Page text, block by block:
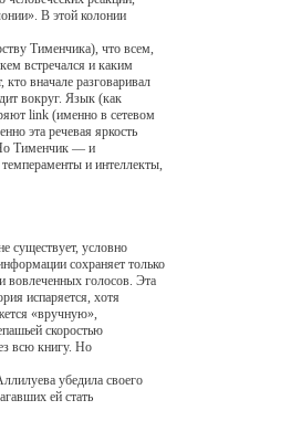
В этой колонии
Тименчика), что всем,
встречался и каким
вначале разговаривал
вокруг. Язык (как
link (именно в сетевом
эта речевая яркость
Но Тименчик — и
и интеллекты,
существует, условно
сохраняет только
вовлеченных голосов. Эта
испаряется, хотя
«вручную»,
скоростью
всю книгу. Но
убедила своего
ей стать